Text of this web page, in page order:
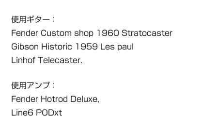
使用ギター：
Fender Custom shop 1960 Stratocaster
Gibson Historic 1959 Les paul
Linhof Telecaster.
使用アンプ：
Fender Hotrod Deluxe,
Line6 PODxt